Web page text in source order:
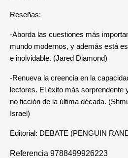
Reseñas:
-Aborda las cuestiones más
mundo modernos, y además está
e inolvidable. (Jared Diamond)
-Renueva la creencia en la
lectores. El éxito más sorprendente
no ficción de la última década.
Israel)
Editorial: DEBATE (PENGUIN
Referencia 9788499926223